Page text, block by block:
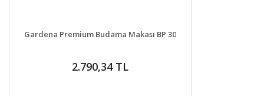
DETAYLAR
Gardena Premium Budama Makası BP 30
2.790,34 TL